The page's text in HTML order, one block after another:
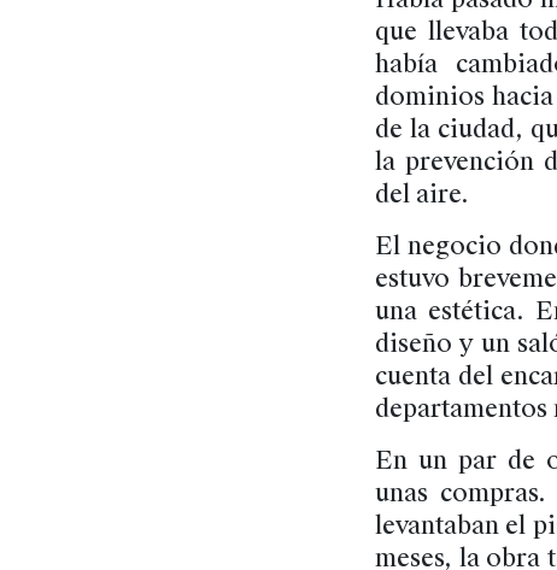
que llevaba
había
dominios
de la ciudad,
la prevención
del aire.
El negocio
estuvo
una estética.
diseño y un
cuenta del
departamentos
En un par de
unas
levantaban el
meses, la